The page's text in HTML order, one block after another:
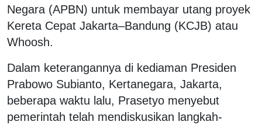
Negara (APBN) untuk membayar utang proyek
Kereta Cepat Jakarta–Bandung (KCJB) atau
Whoosh.
Dalam keterangannya di kediaman Presiden
Prabowo Subianto, Kertanegara, Jakarta,
beberapa waktu lalu, Prasetyo menyebut
pemerintah telah mendiskusikan langkah-